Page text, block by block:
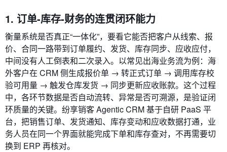
1. 订单‑库存‑财务的连贯闭环能力
衡量系统是否真正“一体化”，要看它能否把客户从线索、报
价、合同一路带到订单履约、发货、库存同步、应收应付，
中间没有人工倒表和二次录入。以常见出海业务流为例：海
外客户在 CRM 侧生成报价单 → 转正式订单 → 调用库存校
验可用量 → 触发仓库发货 → 同步更新应收账款。这个过程
中，各环节数据是否自动流转、异常是否可溯源，是验证闭
环质量的关键。纷享销客 Agentic CRM 基于自研 PaaS 平
台，把销售订单、发货通知、库存变动和应收数据打通，业
务人员在同一个界面就能完成下单和库存查对，不再需要切
换到 ERP 再核对。